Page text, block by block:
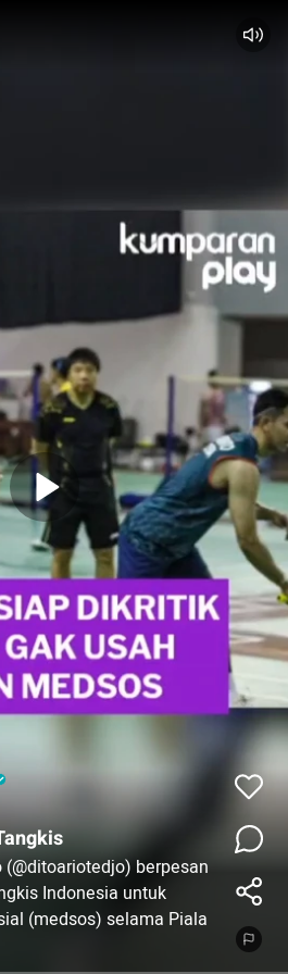
berpesan
Indonesia untuk
(medsos) selama Piala